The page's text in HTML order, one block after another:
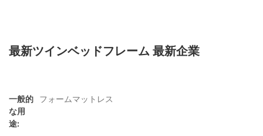
最新ツインベッドフレーム 最新企業
一般的
な用
途:
フォームマットレス